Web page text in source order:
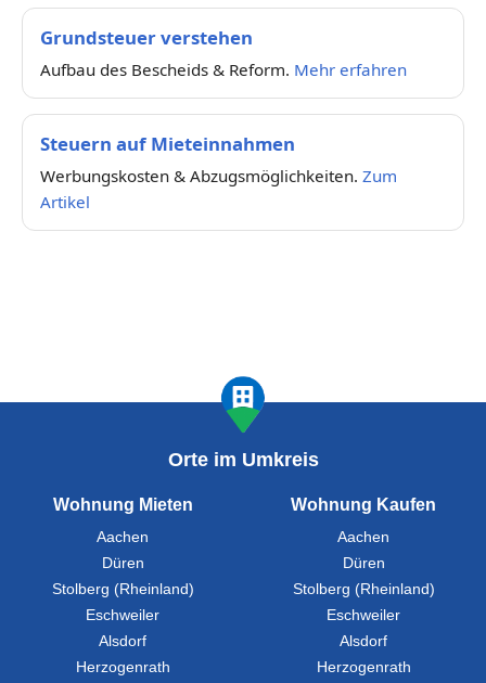
Grundsteuer verstehen
Aufbau des Bescheids & Reform. Mehr erfahren
Steuern auf Mieteinnahmen
Werbungskosten & Abzugsmöglichkeiten. Zum
Artikel
Orte im Umkreis
Wohnung Mieten
Aachen
Düren
Stolberg (Rheinland)
Eschweiler
Alsdorf
Herzogenrath
Wohnung Kaufen
Aachen
Düren
Stolberg (Rheinland)
Eschweiler
Alsdorf
Herzogenrath